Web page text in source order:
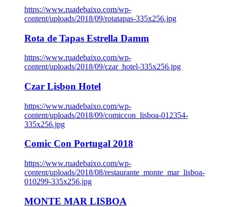
https://www.ruadebaixo.com/wp-
content/uploads/2018/09/rotatapas-335x256.jpg
Rota de Tapas Estrella Damm
https://www.ruadebaixo.com/wp-
content/uploads/2018/09/czar_hotel-335x256.jpg
Czar Lisbon Hotel
https://www.ruadebaixo.com/wp-
content/uploads/2018/09/comiccon_lisboa-012354-
335x256.jpg
Comic Con Portugal 2018
https://www.ruadebaixo.com/wp-
content/uploads/2018/08/restaurante_monte_mar_lisboa-
010299-335x256.jpg
MONTE MAR LISBOA